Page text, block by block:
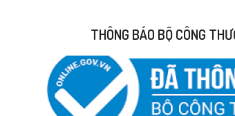
THÔNG BÁO BỘ CÔNG